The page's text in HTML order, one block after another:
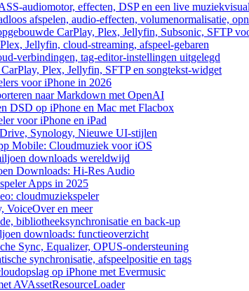
audiomotor, effecten, DSP en een live
afspelen, audio-effecten, volumenormalisatie,
CarPlay, Plex, Jellyfin, Subsonic, SFTP
Jellyfin, cloud-streaming, afspeel-gebaren
verbindingen, tag-editor-instellingen uitgelegd
Plex, Jellyfin, SFTP en songtekst-widget
voor iPhone in 2026
naar Markdown met OpenAI
DSD op iPhone en Mac met Flacbox
voor iPhone en iPad
Synology, Nieuwe UI-stijlen
Mobile: Cloudmuziek voor iOS
downloads wereldwijd
Downloads: Hi-Res Audio
Apps in 2025
cloudmuziekspeler
VoiceOver en meer
bibliotheeksynchronisatie en back-up
downloads: functieoverzicht
Sync, Equalizer, OPUS-ondersteuning
synchronisatie, afspeelpositie en tags
op iPhone met Evermusic
AVAssetResourceLoader